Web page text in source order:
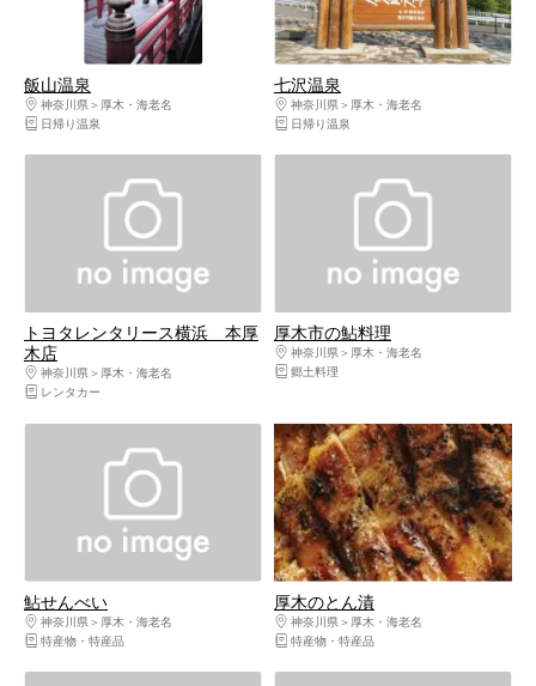
飯山温泉
神奈川県
厚木・海老名
日帰り温泉
七沢温泉
神奈川県
厚木・海老名
日帰り温泉
トヨタレンタリース横浜 本厚
木店
神奈川県
厚木・海老名
レンタカー
厚木市の鮎料理
神奈川県
厚木・海老名
郷土料理
鮎せんべい
神奈川県
厚木・海老名
特産物・特産品
厚木のとん漬
神奈川県
厚木・海老名
特産物・特産品